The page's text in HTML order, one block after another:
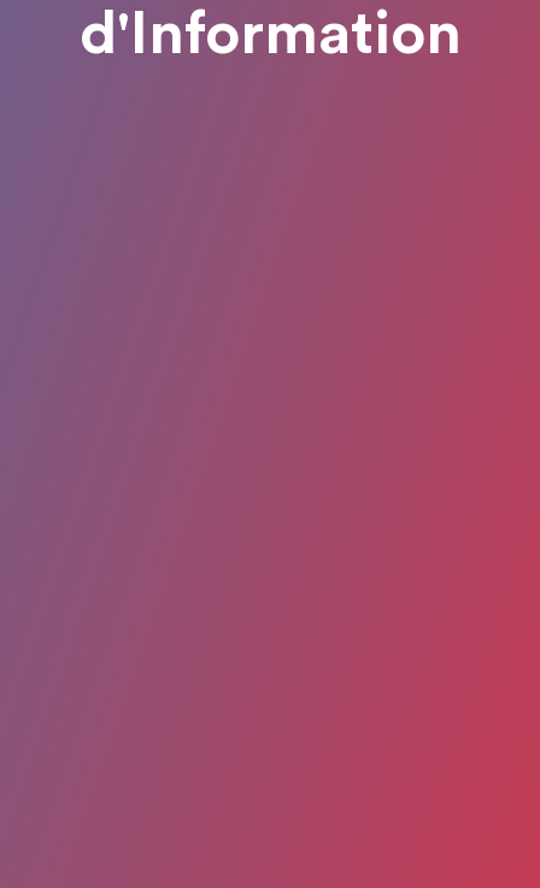
d'Information